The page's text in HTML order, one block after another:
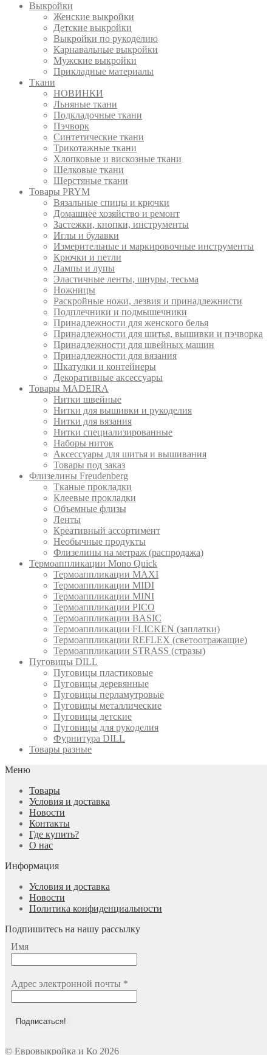
Выкройки
Женские выкройки
Детские выкройки
Выкройки по рукоделию
Карнавальные выкройки
Мужские выкройки
Прикладные материалы
Ткани
НОВИНКИ
Льняные ткани
Подкладочные ткани
Пэчворк
Синтетические ткани
Трикотажные ткани
Хлопковые и вискозные ткани
Шелковые ткани
Шерстяные ткани
Товары PRYM
Вязальные спицы и крючки
Домашнее хозяйство и ремонт
Застежки, кнопки, инструменты
Иглы и булавки
Измерительные и маркировочные инструменты
Крючки и петли
Лампы и лупы
Эластичные ленты, шнуры, тесьма
Ножницы
Раскройные ножи, лезвия и принадлежнисти
Подплечники и подмышечники
Принадлежности для женского белья
Принадлежности для шитья, вышивки и пэчворка
Принадлежности для швейных машин
Принадлежности для вязания
Шкатулки и контейнеры
Декоративные аксессуары
Товары MADEIRA
Нитки швейные
Нитки для вышивки и рукоделия
Нитки для вязания
Нитки специализированные
Наборы ниток
Аксессуары для шитья и вышивания
Товары под заказ
Флизелины Freudenberg
Тканые прокладки
Клеевые прокладки
Объемные флизы
Ленты
Креативный ассортимент
Необычные продукты
Флизелины на метраж (распродажа)
Термоаппликации Mono Quick
Термоаппликации MAXI
Термоаппликации MIDI
Термоаппликации MINI
Термоаппликации PICO
Термоаппликации BASIC
Термоаппликации FLICKEN (заплатки)
Термоаппликации REFLEX (светоотражащие)
Термоаппликации STRASS (стразы)
Пуговицы DILL
Пуговицы пластиковые
Пуговицы деревянные
Пуговицы перламутровые
Пуговицы металлические
Пуговицы детские
Пуговицы для рукоделия
Фурнитура DILL
Товары разные
Меню
Товары
Условия и доставка
Новости
Контакты
Где купить?
О нас
Информация
Условия и доставка
Новости
Политика конфиденциальности
Подпишитесь на нашу рассылку
Имя
Адрес электронной почты *
© Евровыкройка и Ко 2026